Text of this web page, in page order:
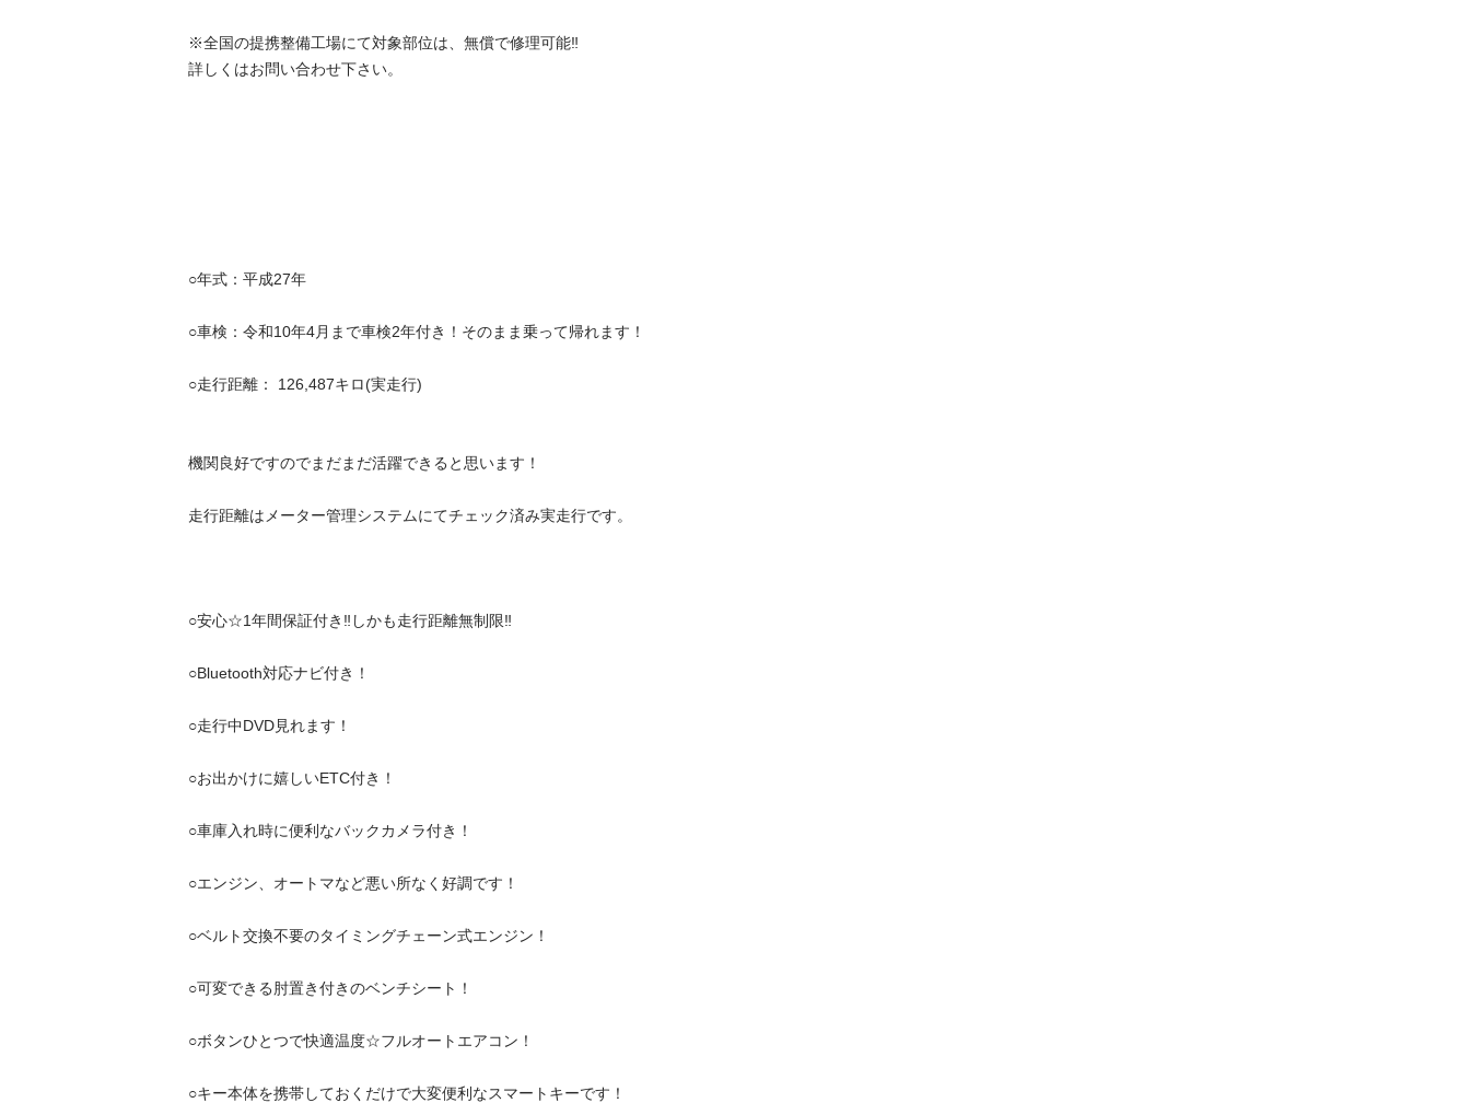
※全国の提携整備工場にて対象部位は、無償で修理可能‼️
詳しくはお問い合わせ下さい。
○年式：平成27年
○車検：令和10年4月まで車検2年付き！そのまま乗って帰れます！
○走行距離： 126,487キロ(実走行)
機関良好ですのでまだまだ活躍できると思います！
走行距離はメーター管理システムにてチェック済み実走行です。
○安心☆1年間保証付き‼️しかも走行距離無制限‼️
○Bluetooth対応ナビ付き！
○走行中DVD見れます！
○お出かけに嬉しいETC付き！
○車庫入れ時に便利なバックカメラ付き！
○エンジン、オートマなど悪い所なく好調です！
○ベルト交換不要のタイミングチェーン式エンジン！
○可変できる肘置き付きのベンチシート！
○ボタンひとつで快適温度☆フルオートエアコン！
○キー本体を携帯しておくだけで大変便利なスマートキーです！